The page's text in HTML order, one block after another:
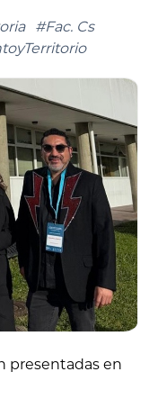
#Fac. Cs
presentadas en